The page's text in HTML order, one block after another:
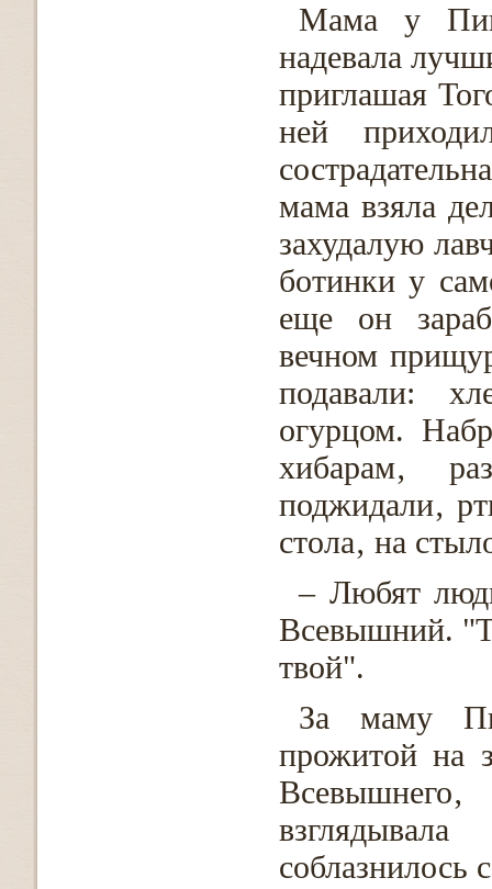
Мама у
надевала
приглашая
ней
мама взяла
захудалую
ботинки у
еще он
вечном
подавали:
огурцом.
хибарам‚
поджидали‚
стола‚ на
– Любят
Всевышний.
твой".
За маму
прожитой на
соблазнилось